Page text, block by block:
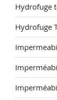
Hydrofuge
Hydrofuge